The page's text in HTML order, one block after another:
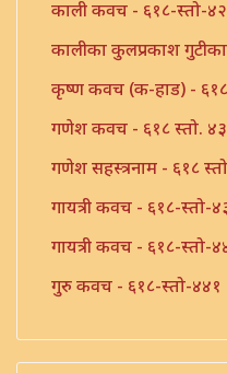
काली कवच - ६१८-स्तो-
कालीका कुलप्रकाश
कृष्ण कवच (क-हाड) -
गणेश कवच - ६१८ स्तो.
गणेश सहस्त्रनाम - ६१८
गायत्री कवच - ६१८-स्तो-
गायत्री कवच - ६१८-स्तो-
गुरु कवच - ६१८-स्तो-४४१
तुलसी कवच - ६१८-स्तो-